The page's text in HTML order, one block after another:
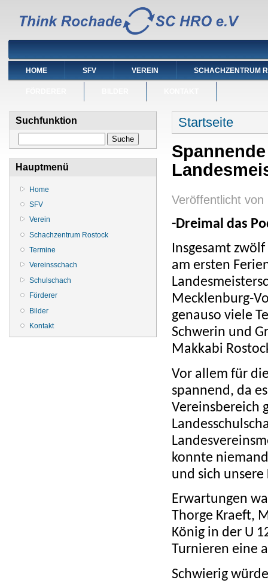
HOME SFV VEREIN SCHACHZENTRUM
Suchfunktion
Hauptmenü
Home
SFV
Verein
Schachzentrum Rostock
Termine
Vereinsschach
Schulschach
Förderer
Bilder
Kontakt
Sie sind hier
Startseite
Veröffentlicht von
-Dreimal das
Insgesamt
am ersten
Mecklenburg-
genauso viele
Schwerin und
Makkabi
Vor allem für
spannend, da
Vereinsbereich
konnte
und sich
Erwartungen
Thorge Kraeft,
König in der U
Turnieren eine
Schwierig